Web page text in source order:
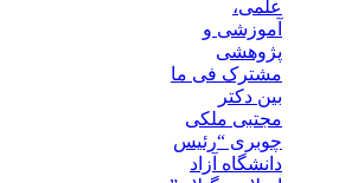
علمی،
آموزشی و
پژوهشی
مشترک فی ما
بین دکتر
مجتبی ملکی
چوبری “رئیس
دانشگاه آزاد